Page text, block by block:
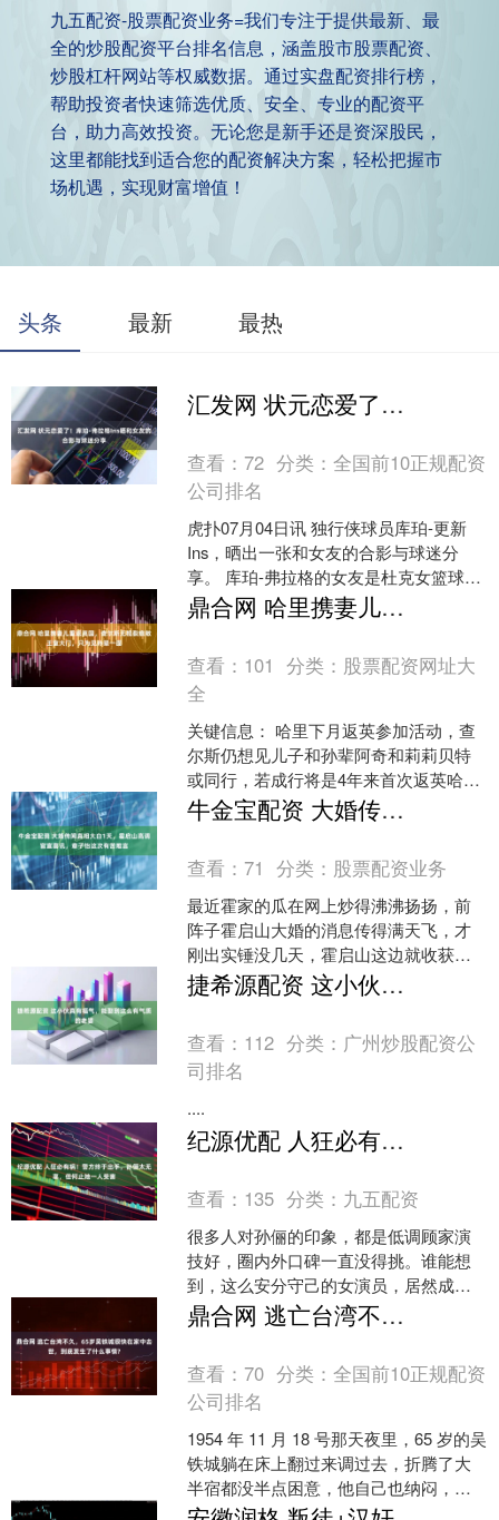
九五配资-股票配资业务=我们专注于提供最新、最
全的炒股配资平台排名信息，涵盖股市股票配资、
炒股杠杆网站等权威数据。通过实盘配资排行榜，
帮助投资者快速筛选优质、安全、专业的配资平
台，助力高效投资。无论您是新手还是资深股民，
这里都能找到适合您的配资解决方案，轻松把握市
场机遇，实现财富增值！
头条 最新 最热
汇发网 状元恋爱了！库珀-弗拉格Ins晒和女友的合影与球迷分享
查看：72 分类：全国前10正规配资
公司排名
虎扑07月04日讯 独行侠球员库珀-更新
Ins，晒出一张和女友的合影与球迷分
享。 库珀-弗拉格的女友是杜克女篮球员
Arianna Roberson。 2025-....鼎合网 哈里携妻儿重返英国，查尔斯无视裂痕敞王室大门，只为见孙辈一面
查看： 101 分类： 股票配资网址大
全
关键信息： 哈里下月返英参加活动，查
尔斯仍想见儿子和孙辈阿奇和莉莉贝特
或同行，若成行将是4年来首次返英哈里
在回忆录中称卡米拉为反派，王后视其
为红线王室称查尔斯全....
牛金宝配资 大婚传闻真相大白1天，霍启山高调官宣喜讯，章子怡这次有苦难言
查看：71 分类： 股票配资业务
最近霍家的瓜在网上炒得沸沸扬扬，前
阵子霍启山大婚的消息传得满天飞，才
刚出实锤没几天，霍启山这边就收获了
实打实的大喜事，连霍老爷子都变相认
了准儿媳娜然。不少网友扒....
捷希源配资 这小伙真有福气，能娶到这么有气质的老婆
查看： 112 分类： 广州炒股配资公
司排名
....
纪源优配 人狂必有祸！警方终于出手，孙俪太无辜，但何止她一人受害
查看： 135 分类： 九五配资
很多人对孙俪的印象，都是低调顾家演
技好，圈内外口碑一直没得挑。谁能想
到，这么安分守己的女演员，居然成了
造谣团伙眼里拿捏的软柿子。这回警方
直接出手端了黑窝点，孙俪....
鼎合网 逃亡台湾不久，65岁吴铁城很快在家中去世，到底发生了什么事情?
查看：70 分类：全国前10正规配资
公司排名
1954 年 11 月 18 号那天夜里，65 岁的吴
铁城躺在床上翻过来调过去，折腾了大
半宿都没半点困意，他自己也纳闷，说
不清楚到底是怎么回事。 他先是吃了两